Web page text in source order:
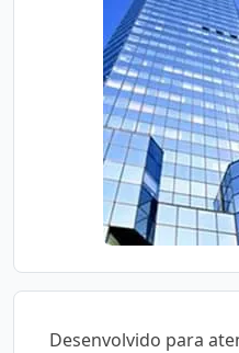
Desenvolvido para